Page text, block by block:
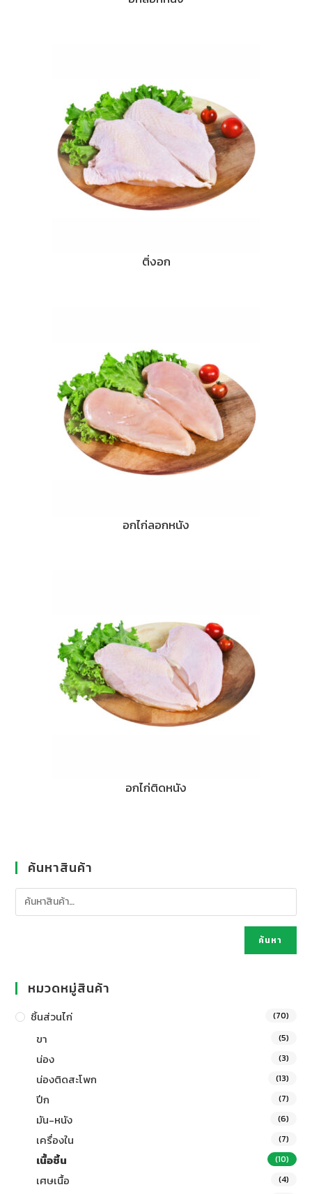
ติ่งอก
อกไก่ลอกหนัง
อกไก่ติดหนัง
ค้นหาสินค้า
ค้นหา
หมวดหมู่สินค้า
ชิ้นส่วนไก่ (70)
ขา (5)
น่อง (3)
น่องติดสะโพก (13)
ปีก (7)
มัน-หนัง (6)
เครื่องใน (7)
เนื้อชิ้น (10)
เศษเนื้อ (4)